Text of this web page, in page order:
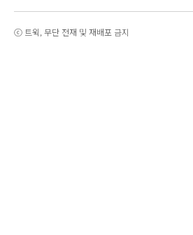
ⓒ 트윅, 무단 전재 및 재배포 금지